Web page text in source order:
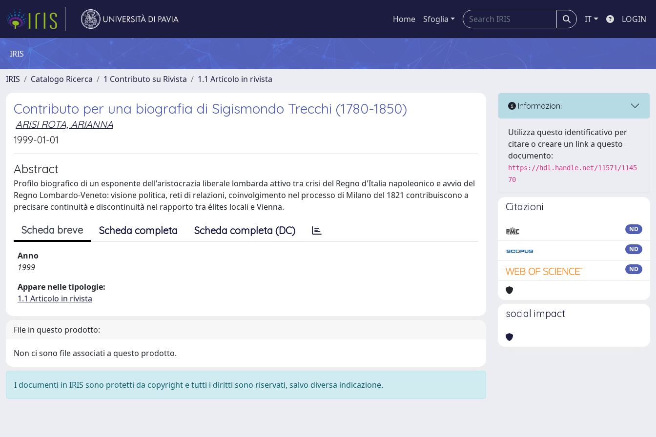
Home Sfoglia IT LOGIN
IRIS
IRIS Catalogo Ricerca 1 Contributo su Rivista 1.1 Articolo in rivista
Contributo per una biografia di Sigismondo Trecchi (1780-1850)
ARISI ROTA, ARIANNA
1999-01-01
Abstract
Profilo biografico di un esponente dell'aristocrazia liberale lombarda attivo tra crisi del Regno d'Italia napoleonico e avvio del
Regno Lombardo-Veneto: visione politica, reti di relazioni, coinvolgimento nel processo di Milano del 1821 contribuiscono a
precisare continuità e discontinuità nel rapporto tra élites locali e Vienna.
Scheda breve Scheda completa Scheda completa (DC)
Anno
1999
Appare nelle tipologie:
1.1 Articolo in rivista
File in questo prodotto:
Non ci sono file associati a questo prodotto.
I documenti in IRIS sono protetti da copyright e tutti i diritti sono riservati, salvo diversa indicazione.
Informazioni
Utilizza questo identificativo per
citare o creare un link a questo
documento:
https://hdl.handle.net/11571/1145
70
Citazioni
ND
ND
ND
social impact